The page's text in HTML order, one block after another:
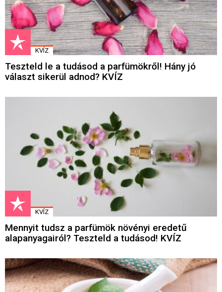
KVÍZ
Teszteld le a tudásod a parfümökről! Hány jó
választ sikerül adnod? KVÍZ
KVÍZ
Mennyit tudsz a parfümök növényi eredetű
alapanyagairól? Teszteld a tudásod! KVÍZ